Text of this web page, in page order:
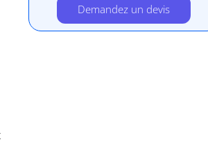
Demandez un devis